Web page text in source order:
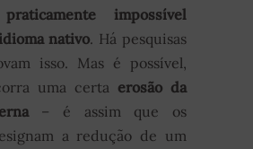
impossível
nativo. Há pesquisas
isso. Mas é possível,
uma certa erosão da
– é assim que os
a redução de um